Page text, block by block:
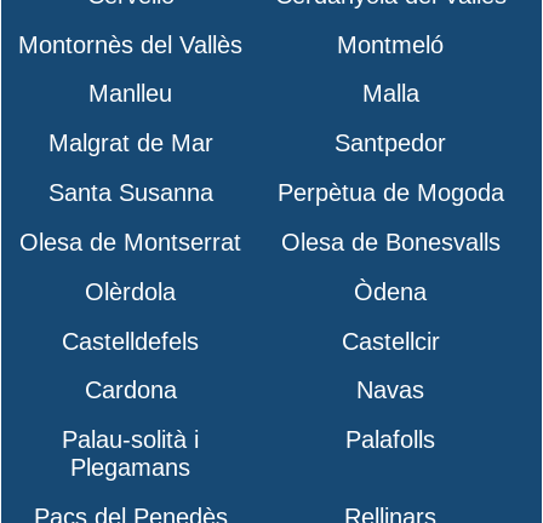
Montornès del Vallès
Montmeló
Manlleu
Malla
Malgrat de Mar
Santpedor
Santa Susanna
Perpètua de Mogoda
Olesa de Montserrat
Olesa de Bonesvalls
Olèrdola
Òdena
Castelldefels
Castellcir
Cardona
Navas
Palau-solità i
Plegamans
Palafolls
Pacs del Penedès Rellinars